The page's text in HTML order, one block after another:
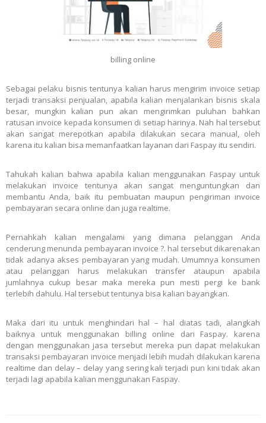
billing online
Sebagai pelaku bisnis tentunya kalian harus mengirim invoice setiap
terjadi transaksi penjualan, apabila kalian menjalankan bisnis skala
besar, mungkin kalian pun akan mengirimkan puluhan bahkan
ratusan invoice kepada konsumen di setiap harinya. Nah hal tersebut
akan sangat merepotkan apabila dilakukan secara manual, oleh
karena itu kalian bisa memanfaatkan layanan dari Faspay itu sendiri.
Tahukah kalian bahwa apabila kalian menggunakan Faspay untuk
melakukan invoice tentunya akan sangat menguntungkan dan
membantu Anda, baik itu pembuatan maupun pengiriman invoice
pembayaran secara online dan juga realtime.
Pernahkah kalian mengalami yang dimana pelanggan Anda
cenderung menunda pembayaran invoice ?. hal tersebut dikarenakan
tidak adanya akses pembayaran yang mudah. Umumnya konsumen
atau pelanggan harus melakukan transfer ataupun apabila
jumlahnya cukup besar maka mereka pun mesti pergi ke bank
terlebih dahulu. Hal tersebut tentunya bisa kalian bayangkan.
Maka dari itu untuk menghindari hal – hal diatas tadi, alangkah
baiknya untuk menggunakan billing online dari Faspay. karena
dengan menggunakan jasa tersebut mereka pun dapat melakukan
transaksi pembayaran invoice menjadi lebih mudah dilakukan karena
realtime dan delay – delay yang sering kali terjadi pun kini tidak akan
terjadi lagi apabila kalian menggunakan Faspay.